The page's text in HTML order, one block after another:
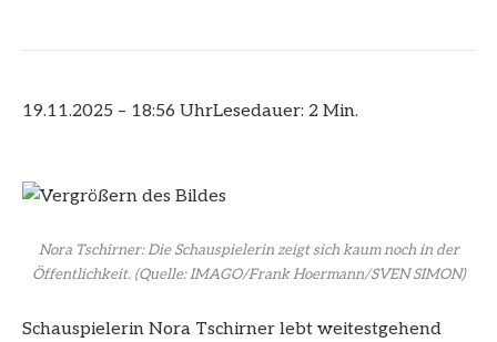
19.11.2025 – 18:56 UhrLesedauer: 2 Min.
Nora Tschirner: Die Schauspielerin zeigt sich kaum noch in der
Öffentlichkeit.(Quelle: IMAGO/Frank Hoermann/SVEN SIMON)
Schauspielerin Nora Tschirner lebt weitestgehend